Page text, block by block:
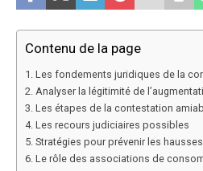
Contenu de la page
Les fondements juridiques de la
Analyser la légitimité de
Les étapes de la contestation
Les recours judiciaires possibles
Stratégies pour prévenir les
Le rôle des associations de